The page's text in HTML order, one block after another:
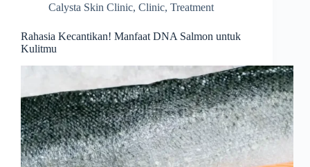
Calysta Skin Clinic, Clinic, Treatment
Rahasia Kecantikan! Manfaat DNA Salmon untuk
Kulitmu